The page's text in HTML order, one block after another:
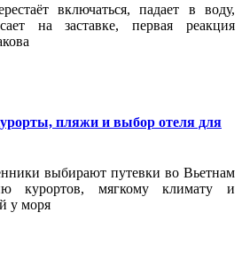
включаться, падает в воду,
на заставке, первая реакция
пляжи и выбор отеля для
выбирают путевки во Вьетнам
курортов, мягкому климату и
у моря